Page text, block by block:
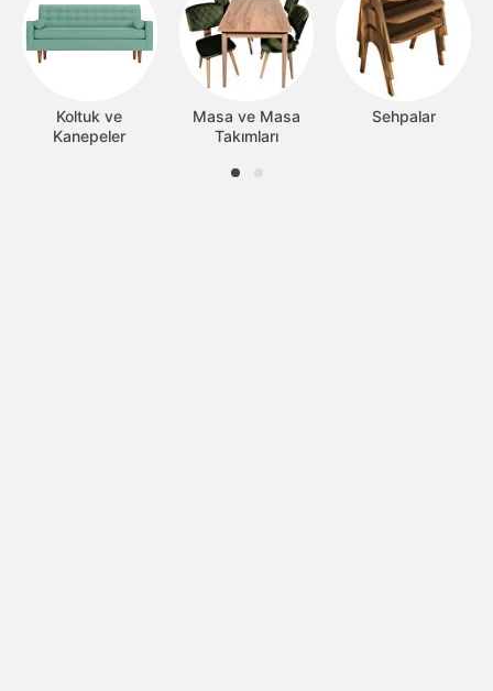
Koltuk ve
Kanepeler
Masa ve Masa
Takımları
Sehpalar